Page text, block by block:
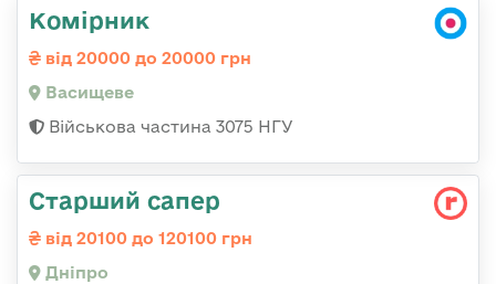
Комірник
від 20000 до 20000 грн
Васищеве
Військова частина 3075 НГУ
Старший сапер
від 20100 до 120100 грн
Дніпро